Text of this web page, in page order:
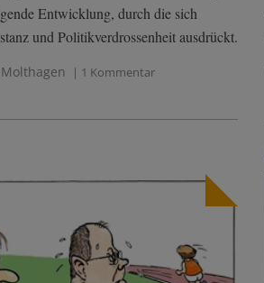
Entwicklung, durch die sich
und Politikverdrossenheit ausdrückt.
| 1 Kommentar